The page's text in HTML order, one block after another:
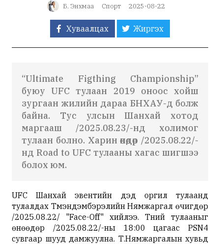
Б. Энхмаа Спорт 2025-08-22
Хуваалцах Жиргэх
“Ultimate Figthing Championship”
буюу UFC тулаан 2019 оноос хойш
зургаан жилийн дараа БНХАУ-д болж
байна. Тус улсын Шанхай хотод
маргааш /2025.08.23/-нд холимог
тулаан болно. Харин өнөөдөр /2025.08.22/-
нд Road to UFC тулааны хагас шигшээ
болох юм.
UFC Шанхайэвентийн дэд оргил тулаанд
тулалдах Түмэндэмбэрэлийн Нямжаргал өчигдөр
/2025.08.22/ "Face-Off" хийлээ. Түүний тулааныг
өнөөдөр /2025.08.22/-ны18:00 цагаас PSN4
сувгаар шууд дамжуулна. Т.Нямжаргалын хувьд